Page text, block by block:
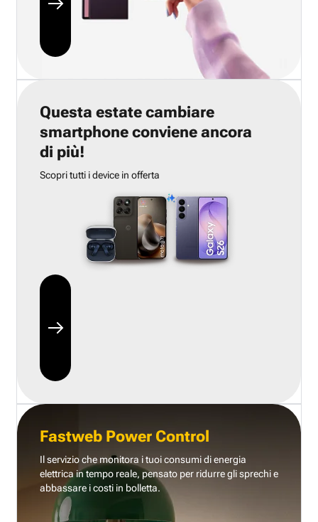
Questa estate cambiare
smartphone conviene ancora
di più!
Scopri tutti i device in offerta
Fastweb Power Control
Il servizio che monitora i tuoi consumi di energia
elettrica in tempo reale, pensato per ridurre gli sprechi e
abbassare i costi in bolletta.